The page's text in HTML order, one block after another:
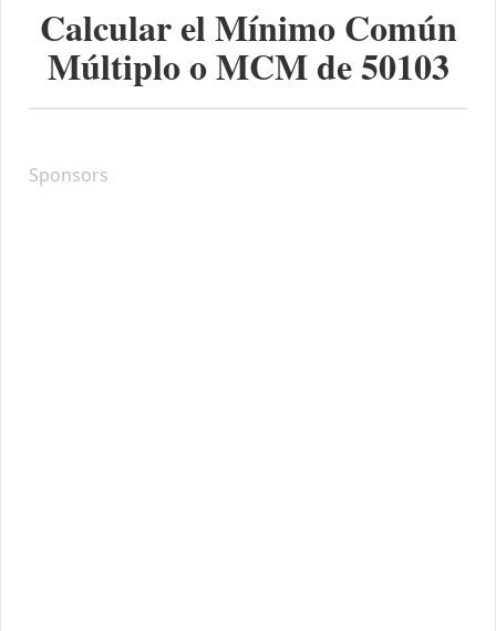
Calcular el Mínimo Común
Múltiplo o MCM de50103
Sponsors